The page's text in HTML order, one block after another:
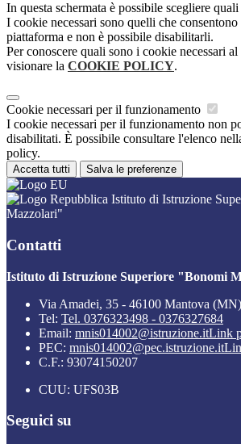
In questa schermata è possibile scegliere
I cookie necessari sono quelli che
piattaforma e non è possibile disabilitarli.
Per conoscere quali sono i cookie necessari
visionare la COOKIE POLICY.
Cookie necessari per il funzionamento
I cookie necessari per il funzionamento non
disabilitati. È possibile consultare l'elenco
policy.
Accetta tutti Salva le preferenze
Istituto di Istruzione
Mazzolari"
Contatti
Istituto di Istruzione Superiore "Bonomi
Via Amadei, 35 - 46100 Mantova (MN)
Tel: Tel. 0376323498 - 0376327684
Email: mnis014002@istruzione.itLink
PEC: mnis014002@pec.istruzione.it
C.F.: 93074150207
CUU: UFS03B
Seguici su